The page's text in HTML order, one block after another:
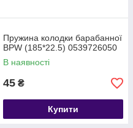
Пружина колодки барабанної
BPW (185*22.5) 0539726050
В наявності
45 ₴
Купити